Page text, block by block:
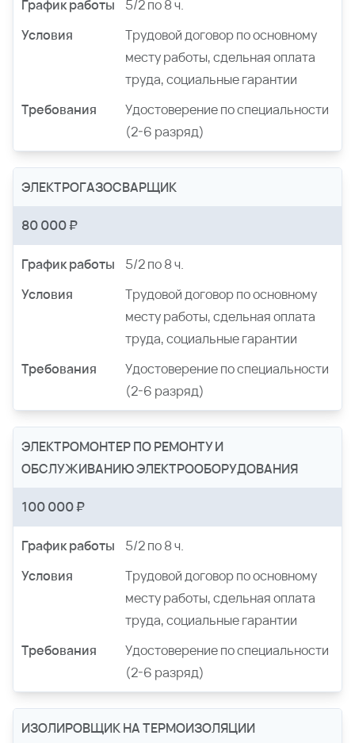
График работы
5/2 по 8 ч.
Условия
Трудовой договор по основному
месту работы, сдельная оплата
труда, социальные гарантии
Требования
Удостоверение по специальности
(2-6 разряд)
ЭЛЕКТРОГАЗОСВАРЩИК
80 000 ₽
График работы
5/2 по 8 ч.
Условия
Трудовой договор по основному
месту работы, сдельная оплата
труда, социальные гарантии
Требования
Удостоверение по специальности
(2-6 разряд)
ЭЛЕКТРОМОНТЕР ПО РЕМОНТУ И
ОБСЛУЖИВАНИЮ ЭЛЕКТРООБОРУДОВАНИЯ
100 000 ₽
График работы
5/2 по 8 ч.
Условия
Трудовой договор по основному
месту работы, сдельная оплата
труда, социальные гарантии
Требования
Удостоверение по специальности
(2-6 разряд)
ИЗОЛИРОВЩИК НА ТЕРМОИЗОЛЯЦИИ